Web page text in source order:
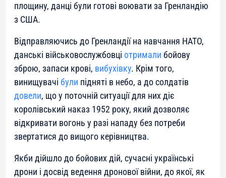
площину, данці були готові воювати за Гренландію
з США.
Відправляючись до Гренландії на навчання НАТО,
данські військовослужбовці отримали бойову
зброю, запаси крові, вибухівку. Крім того,
винищувачі були підняті в небо, а до солдатів
довели, що у поточній ситуації для них діє
королівський наказ 1952 року, який дозволяє
відкривати вогонь у разі нападу без потреби
звертатися до вищого керівництва.
Якби дійшло до бойових дій, сучасні українські
дрони і досвід ведення дронової війни, до якої, як